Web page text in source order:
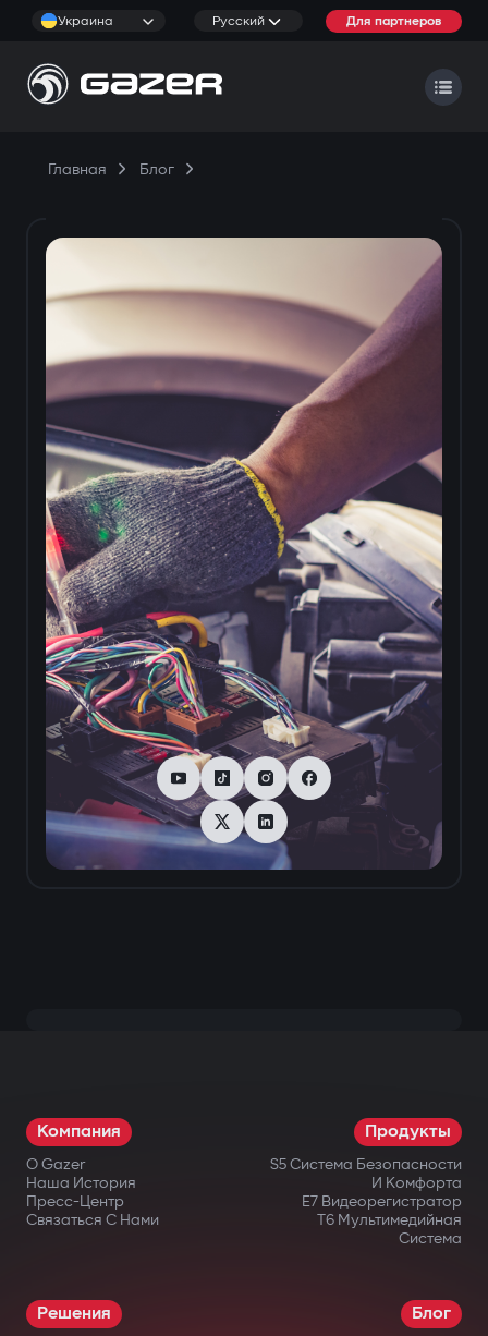
Украина Русский Для партнеров
Главная Блог
Компания
О Gazer
Наша История
Пресс-Центр
Связаться С Нами
Продукты
S5 Система Безопасности
И Комфорта
E7 Видеорегистратор
T6 Мультимедийная
Система
Решения Блог